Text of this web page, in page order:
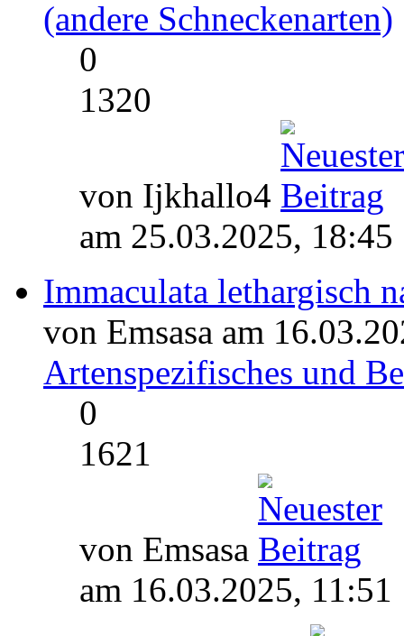
(andere Schneckenarten)
0
1320
von Ijkhallo4
am 25.03.2025, 18:45
Immaculata lethargisch
von Emsasa am
Artenspezifisches und
0
1621
von Emsasa
am 16.03.2025, 11:51